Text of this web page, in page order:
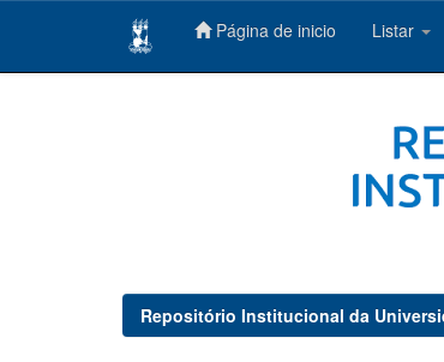
Página de inicio Listar
Repositório Institucional da